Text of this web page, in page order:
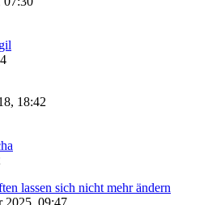
18:42
lassen sich nicht mehr ändern
2025, 09:47